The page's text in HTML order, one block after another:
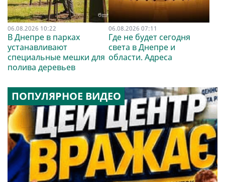
06.08.2026 10:22
В Днепре в парках
устанавливают
специальные мешки для
полива деревьев
06.08.2026 07:11
Где не будет сегодня
света в Днепре и
области. Адреса
ПОПУЛЯРНОЕ ВИДЕО